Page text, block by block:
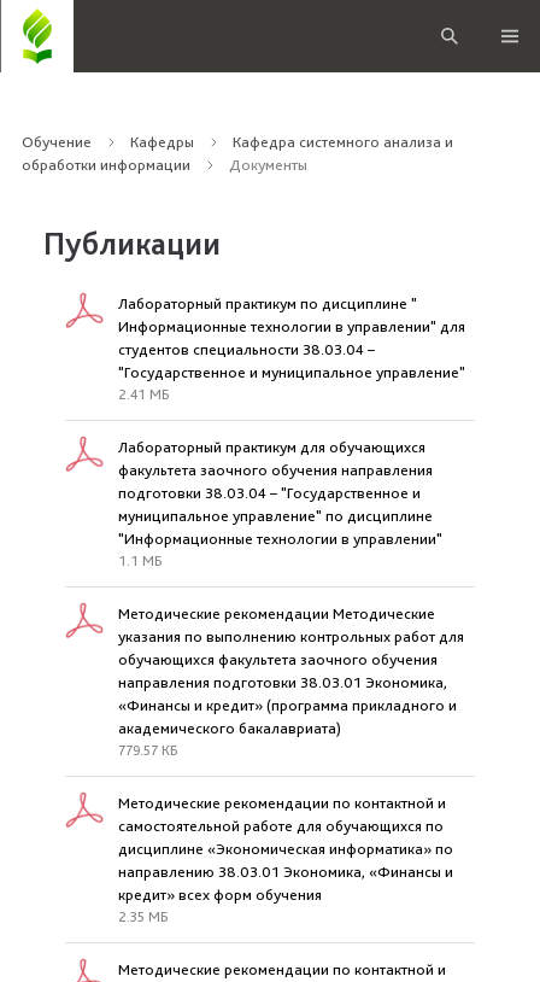
Обучение Кафедры
Кафедра системного анализа и
обработки информации
Документы
Публикации
Лабораторный практикум по дисциплине "
Информационные технологии в управлении" для
студентов специальности 38.03.04 –
"Государственное и муниципальное управление"
2.41 МБ
Лабораторный практикум для обучающихся
факультета заочного обучения направления
подготовки 38.03.04 – "Государственное и
муниципальное управление" по дисциплине
"Информационные технологии в управлении"
1.1 МБ
Методические рекомендации Методические
указания по выполнению контрольных работ для
обучающихся факультета заочного обучения
направления подготовки 38.03.01 Экономика,
«Финансы и кредит» (программа прикладного и
академического бакалавриата)
779.57 КБ
Методические рекомендации по контактной и
самостоятельной работе для обучающихся по
дисциплине «Экономическая информатика» по
направлению 38.03.01 Экономика, «Финансы и
кредит» всех форм обучения
2.35 МБ
Методические рекомендации по контактной и